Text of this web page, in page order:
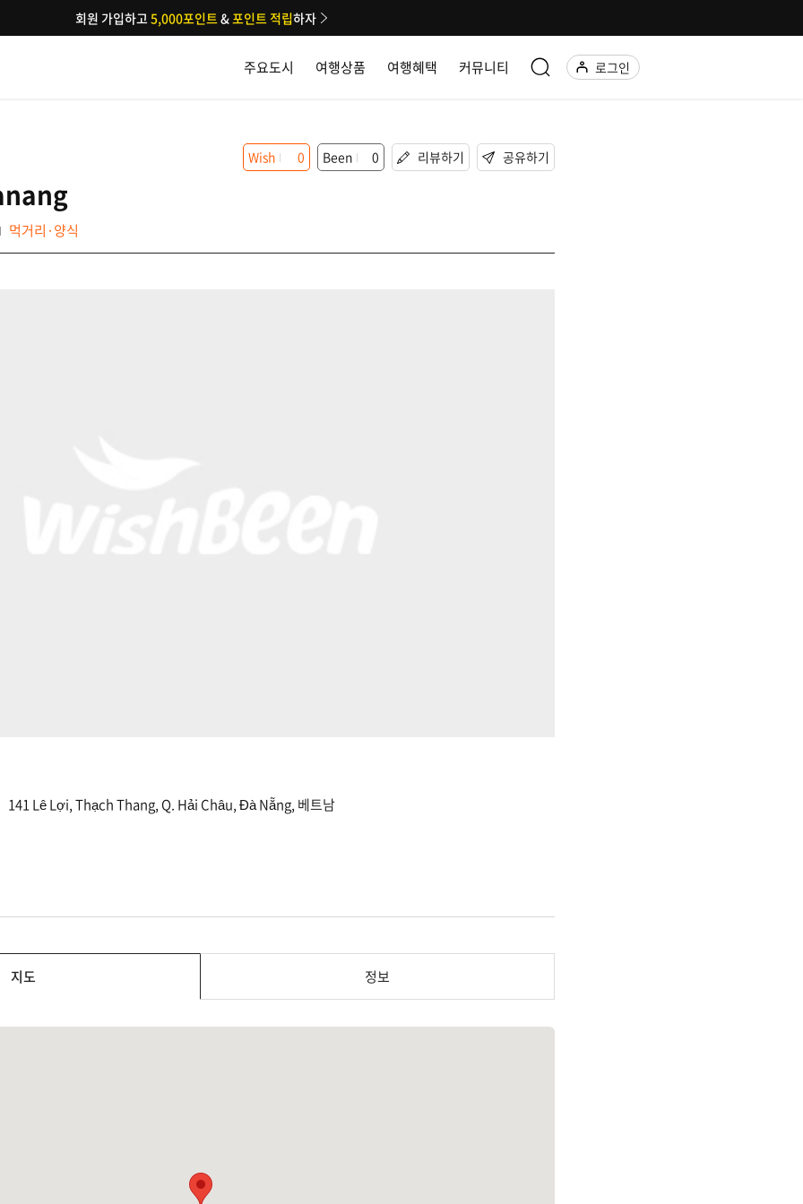
주요도시 여행상품 여행혜택 커뮤니티 로그인
회원 가입하고5,000포인트&포인트 적립하자
먹거리·양식
Wish 0 Been 0 리뷰하기 공유하기
141 Lê Lợi, Thạch Thang, Q. Hải Châu, Đà Nẵng, 베트남
지도 정보